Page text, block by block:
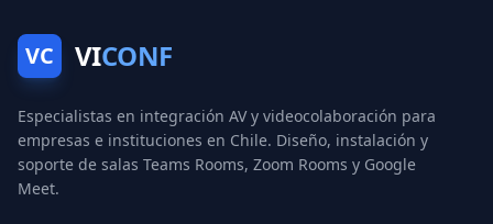
VC VICONF
Especialistas en integración AV y videocolaboración para
empresas e instituciones en Chile. Diseño, instalación y
soporte de salas Teams Rooms, Zoom Rooms y Google
Meet.